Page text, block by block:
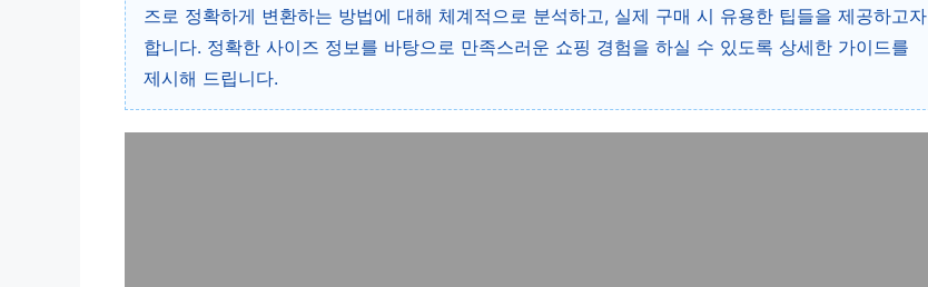
즈로 정확하게 변환하는 방법에 대해 체계적으로 분석하고, 실제 구매 시 유용한 팁들을 제공하고자
합니다. 정확한 사이즈 정보를 바탕으로 만족스러운 쇼핑 경험을 하실 수 있도록 상세한 가이드를
제시해 드립니다.